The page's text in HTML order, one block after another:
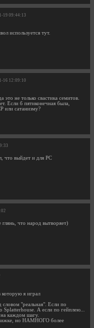
19 09:44:13
используется тут.
16 12:09:10
это не только свастика семитов.
Если б пятиконечная была,
или сатанизму?
что выйдет и для PC
что народ вытворяет)
которую я играл
"реальная". Если по
Splatterhouse. А если по гейплею...
каждом шагу.
но НАМНОГО более